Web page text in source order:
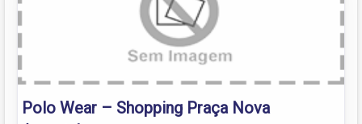
Polo Wear – Shopping Praça Nova